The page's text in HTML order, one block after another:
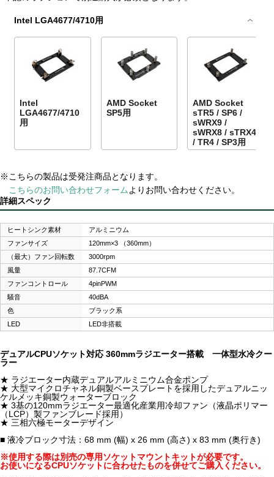
Intel LGA4677/4710用
Intel
LGA4677/4710
用
AMD Socket
SP5用
AMD Socket
sTR5 / SP6 /
sWRX9 /
sWRX8 / sTRX4
/ TR4 / SP3用
※こちらの製品は受発注商品となります。
こちらのお問い合わせフォーム よりお問い合わせください。
詳細スペック
ヒートシンク素材
アルミニウム
ファンサイズ
120mm×3 （360mm）
（最大）ファン回転数
3000rpm
風量
87.7CFM
ファンコントロール
4pinPWM
騒音
40dBA
色
ブラック系
LED
LED非搭載
デュアルCPUソケット対応 360mmラジエーター搭載 一体型水冷クー
ラー
★ ラジエーター内蔵デュアルアルミニウム合金ポンプ
★ 大型マイクロチャネル銅製ベースプレートを採用したデュアルニッ
ケルメッキ銅製ウォーターブロック
★ 3基の120mmラジエーター最適化産業用冷却ファン（液晶ポリマー
（LCP）製ファンブレード採用）
★ 三相六極モーターデザイン
■ 液冷ブロック寸法：68 mm (幅) x 26 mm (高さ) x 83 mm (奥行き)
※使用する際は別売の専用ソケットマウントキットが必要です。
お使いになるCPUソケットに合わせたものを併せてご購入ください。